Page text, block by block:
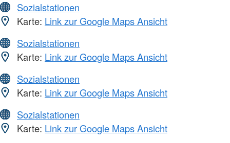
Sozialstationen
Karte: Link zur Google Maps Ansicht
Sozialstationen
Karte: Link zur Google Maps Ansicht
Sozialstationen
Karte: Link zur Google Maps Ansicht
Sozialstationen
Karte: Link zur Google Maps Ansicht